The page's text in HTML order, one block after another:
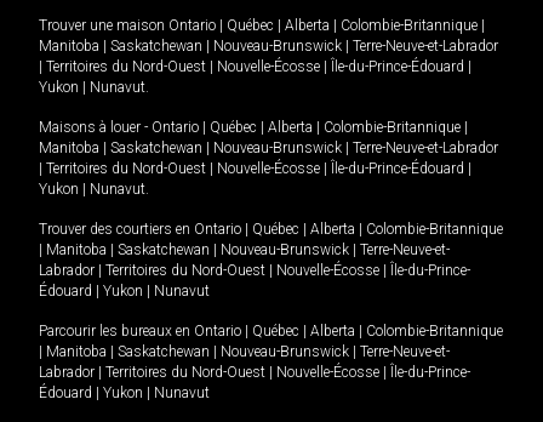
Trouver une maison Ontario Québec Alberta Colombie-Britannique
Manitoba
Saskatchewan Nouveau-Brunswick
Terre-Neuve-et-Labrador
Territoires du Nord-Ouest Nouvelle-Écosse Île-du-Prince-Édouard
Yukon
Nunavut.
Maisons à louer - Ontario Québec Alberta Colombie-Britannique
Manitoba
Saskatchewan Nouveau-Brunswick
Terre-Neuve-et-Labrador
Territoires du Nord-Ouest Nouvelle-Écosse Île-du-Prince-Édouard
Yukon
Nunavut.
Trouver des courtiers en Ontario Québec Alberta
Colombie-Britannique
Manitoba Saskatchewan Nouveau-Brunswick
Terre-Neuve-et-
Labrador
Territoires du Nord-Ouest Nouvelle-Écosse
Île-du-Prince-
Édouard
Yukon Nunavut
Parcourir les bureaux en Ontario Québec Alberta
Colombie-Britannique
Manitoba Saskatchewan Nouveau-Brunswick
Terre-Neuve-et-
Labrador
Territoires du Nord-Ouest Nouvelle-Écosse
Île-du-Prince-
Édouard
Yukon Nunavut